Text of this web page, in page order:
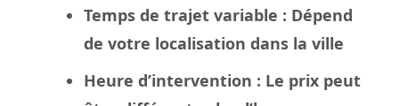
Temps de trajet variable : Dépend
de votre localisation dans la ville
Heure d’intervention : Le prix peut